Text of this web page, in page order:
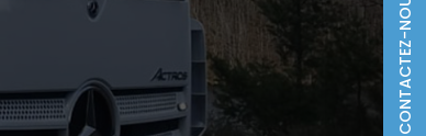
CONTACTEZ-NOUS